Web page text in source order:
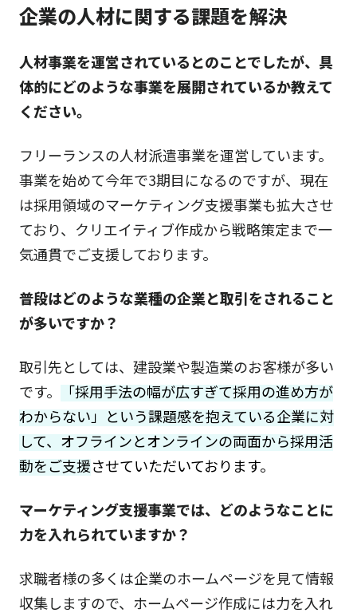
企業の人材に関する課題を解決
人材事業を運営されているとのことでしたが、具
体的にどのような事業を展開されているか教えて
ください。
フリーランスの人材派遣事業を運営しています。
事業を始めて今年で3期目になるのですが、現在
は採用領域のマーケティング支援事業も拡大させ
ており、クリエイティブ作成から戦略策定まで一
気通貫でご支援しております。
普段はどのような業種の企業と取引をされること
が多いですか？
取引先としては、建設業や製造業のお客様が多い
です。 「採用手法の幅が広すぎて採用の進め方が
わからない」という課題感を抱えている企業に対
して、オフラインとオンラインの両面から採用活
動をご支援させていただいております。
マーケティング支援事業では、どのようなことに
力を入れられていますか？
求職者様の多くは企業のホームページを見て情報
収集しますので、ホームページ作成には力を入れ